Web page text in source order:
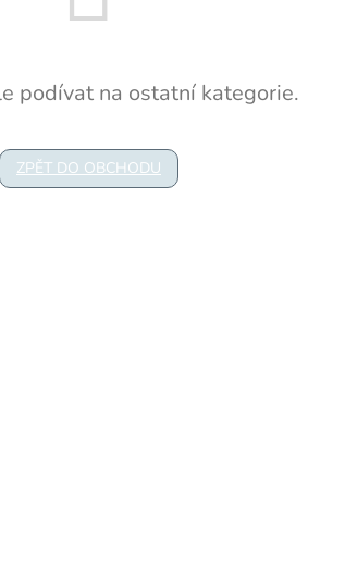
podívat na ostatní kategorie.
ZPĚT DO OBCHODU